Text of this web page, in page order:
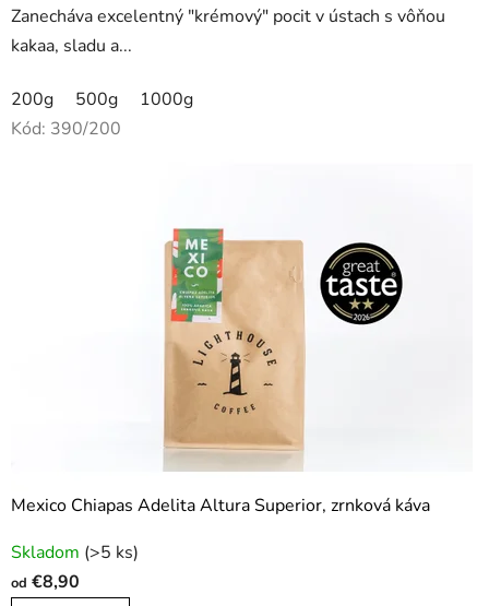
Zanecháva excelentný "krémový" pocit v ústach s vôňou
kakaa, sladu a...
200g 500g
1000g
Kód: 390/200
Mexico Chiapas Adelita Altura Superior, zrnková káva
hodnotenie
produktu
Skladom (>5 ks)
od €8,90